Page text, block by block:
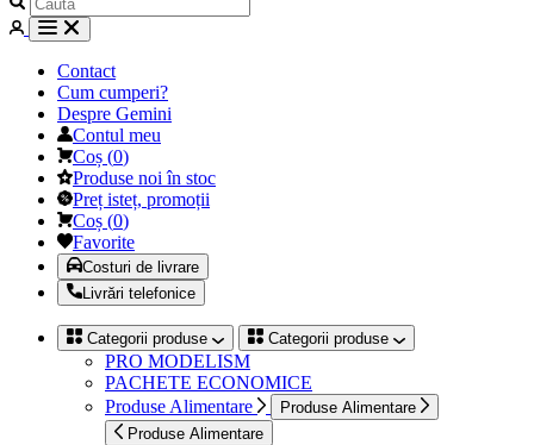
Contact
Cum cumperi?
Despre Gemini
Contul meu
Coș (0)
Produse noi în stoc
Preț isteț, promoții
Coș (0)
Favorite
Costuri de livrare
Livrări telefonice
Categorii produse Categorii produse
PRO MODELISM
PACHETE ECONOMICE
Produse Alimentare
Produse Alimentare
Produse Alimentare